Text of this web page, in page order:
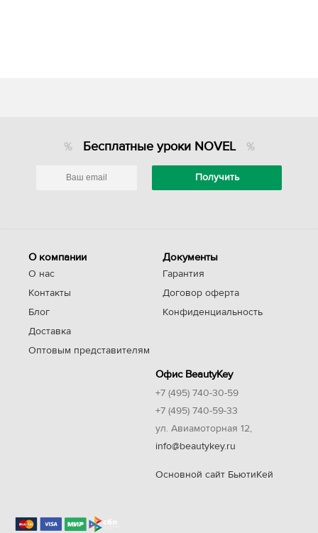
Бесплатные уроки NOVEL
О компании
О нас
Контакты
Блог
Доставка
Оптовым представителям
Документы
Гарантия
Договор оферта
Конфиденциальность
Офис BeautyKey
+7 (495) 740-30-59
+7 (495) 740-59-33
ул. Авиамоторная 12,
info@beautykey.ru
Основной сайт БьютиКей